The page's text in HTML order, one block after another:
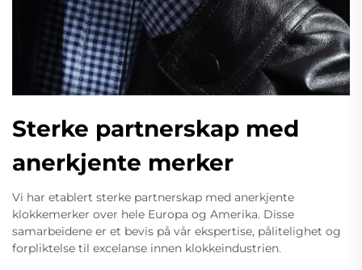
Sterke partnerskap med
anerkjente merker
Vi har etablert sterke partnerskap med anerkjente
klokkemerker over hele Europa og Amerika. Disse
samarbeidene er et bevis på vår ekspertise, pålitelighet og
forpliktelse til excelanse innen klokkeindustrien.